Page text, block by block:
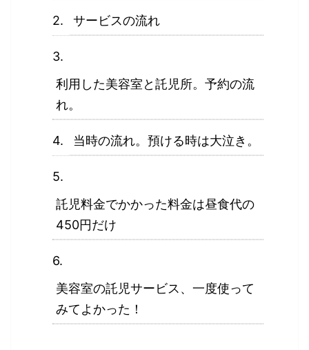
サービスの流れ
利用した美容室と託児所。予約の流
れ。
当時の流れ。預ける時は大泣き。
託児料金でかかった料金は昼食代の
450円だけ
美容室の託児サービス、一度使って
みてよかった！